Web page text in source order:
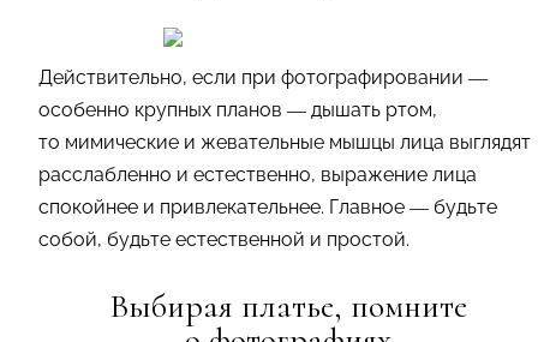
Действительно, если при фотографировании —
особенно крупных планов — дышать ртом,
то мимические и жевательные мышцы лица выглядят
расслабленно и естественно, выражение лица
спокойнее и привлекательнее. Главное — будьте
собой, будьте естественной и простой.
Выбирая платье, помните